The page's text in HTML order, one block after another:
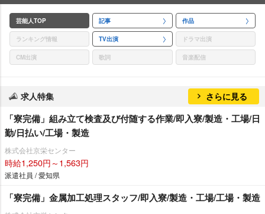
芸能人TOP 記事 作品
ランキング情報 TV出演 ドラマ出演
CM出演 歌詞 音楽配信
求人特集 さらに見る
「寮完備」組み立て検査及び付随する作業/即入寮/製造・工場/日
勤/日払い/工場・製造
株式会社京栄センター
時給1,250円～1,563円
派遣社員 / 愛知県
「寮完備」金属加工処理スタッフ/即入寮/製造・工場/工場・製造